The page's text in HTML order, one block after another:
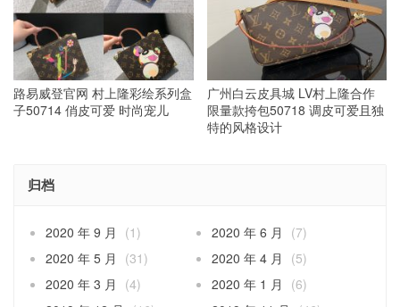
路易威登官网 村上隆彩绘系列盒
子50714 俏皮可爱 时尚宠儿
广州白云皮具城 LV村上隆合作
限量款挎包50718 调皮可爱且独
特的风格设计
归档
2020 年 9 月 (1) 2020 年 6 月
(7)
2020 年 5 月
(31) 2020 年 4 月
(5)
2020 年 3 月
(4) 2020 年 1 月
(6)